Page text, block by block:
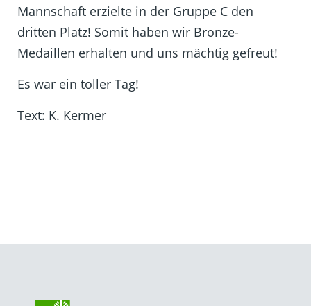
Mannschaft erzielte in der Gruppe C den
dritten Platz! Somit haben wir Bronze-
Medaillen erhalten und uns mächtig gefreut!
Es war ein toller Tag!
Text: K. Kermer